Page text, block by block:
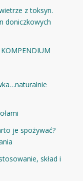
z toksyn.
doniczkowych
je spożywać?
skład i